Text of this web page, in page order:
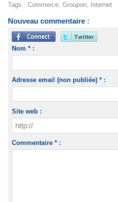
Tags : Commerce, Groupon, Internet
Nouveau commentaire :
Nom * :
Adresse email (non publiée) * :
Site web :
Commentaire * :